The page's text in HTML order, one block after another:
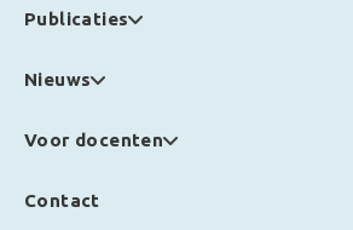
Publicaties
Nieuws
Voor docenten
Contact